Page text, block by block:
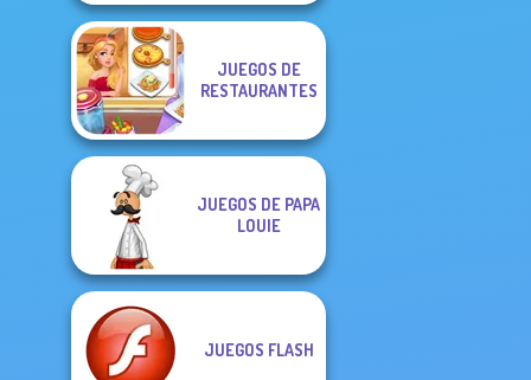
JUEGOS DE
RESTAURANTES
JUEGOS DE PAPA
LOUIE
JUEGOS FLASH